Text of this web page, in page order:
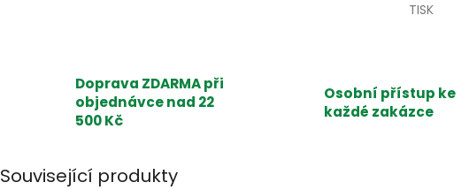
TISK
Doprava ZDARMA při
objednávce nad 22
500 Kč
Osobní přístup ke
každé zakázce
Související produkty